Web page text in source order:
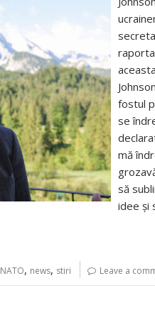
fostul
se
mă
să
idee și
NATO, news, stiri Leave a